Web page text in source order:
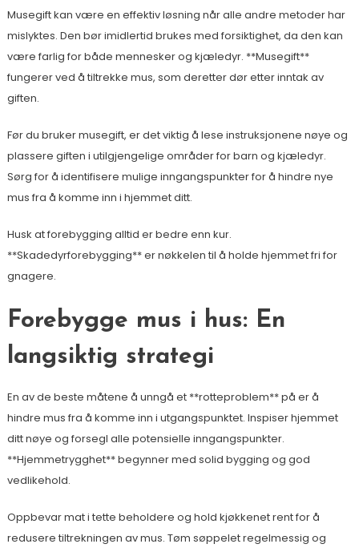
Musegift kan være en effektiv løsning når alle andre metoder har
mislyktes. Den bør imidlertid brukes med forsiktighet, da den kan
være farlig for både mennesker og kjæledyr. **Musegift**
fungerer ved å tiltrekke mus, som deretter dør etter inntak av
giften.
Før du bruker musegift, er det viktig å lese instruksjonene nøye og
plassere giften i utilgjengelige områder for barn og kjæledyr.
Sørg for å identifisere mulige inngangspunkter for å hindre nye
mus fra å komme inn i hjemmet ditt.
Husk at forebygging alltid er bedre enn kur.
**Skadedyrforebygging** er nøkkelen til å holde hjemmet fri for
gnagere.
Forebygge mus i hus: En
langsiktig strategi
En av de beste måtene å unngå et **rotteproblem** på er å
hindre mus fra å komme inn i utgangspunktet. Inspiser hjemmet
ditt nøye og forsegl alle potensielle inngangspunkter.
**Hjemmetrygghet** begynner med solid bygging og god
vedlikehold.
Oppbevar mat i tette beholdere og hold kjøkkenet rent for å
redusere tiltrekningen av mus. Tøm søppelet regelmessig og